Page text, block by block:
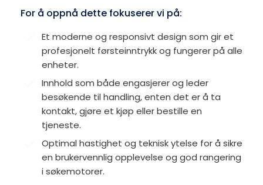
For å oppnå dette fokuserer vi på:
Et moderne og responsivt design som gir et
profesjonelt førsteinntrykk og fungerer på alle
enheter.
Innhold som både engasjerer og leder
besøkende til handling, enten det er å ta
kontakt, gjøre et kjøp eller bestille en
tjeneste.
Optimal hastighet og teknisk ytelse for å sikre
en brukervennlig opplevelse og god rangering
i søkemotorer.